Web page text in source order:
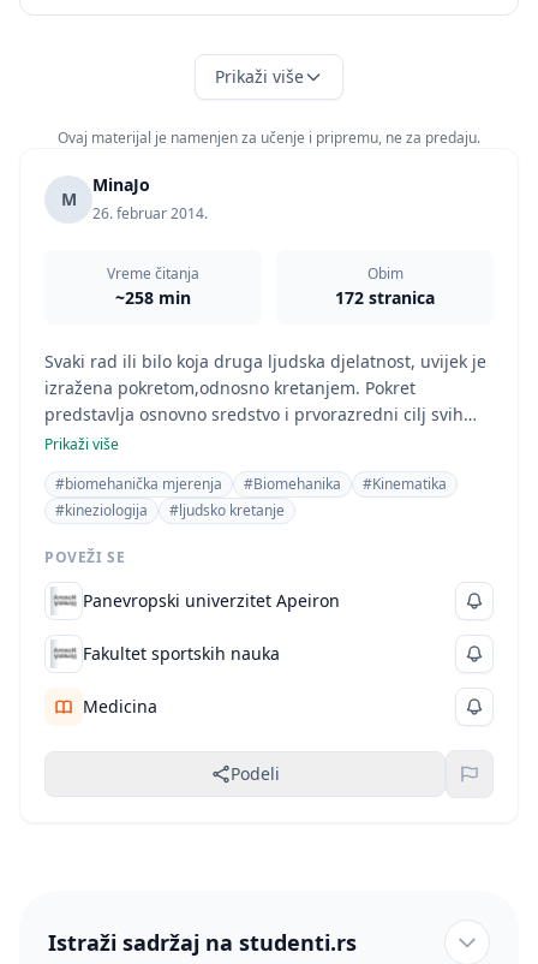
Prikaži više
Ovaj materijal je namenjen za učenje i pripremu, ne za predaju.
M
MinaJo
26. februar 2014.
Vreme čitanja
~258 min
Obim
172 stranica
Svaki rad ili bilo koja druga ljudska djelatnost, uvijek je
izražena pokretom,odnosno kretanjem. Pokret
predstavlja osnovno sredstvo i prvorazredni cilj svih
oblika kretnog ispoljavanja čovjeka. Potreba za
kretanjem je jedna od osnovnih svojstava svih živih
bića. Ponavljanjem pokreta poboljšava se motorika
čovjeka što se odražava na stanje svijesti, a to opet
omogućava usvajanje navika na još složenija kretanja
Prikaži više
#biomehanička mjerenja
#Biomehanika
#Kinematika
#kineziologija
#ljudsko kretanje
POVEŽI SE
Panevropski univerzitet Apeiron
Fakultet sportskih nauka
Medicina
Podeli
Istraži sadržaj na studenti.rs